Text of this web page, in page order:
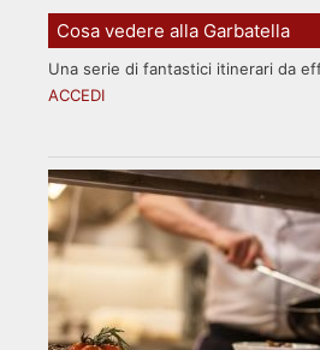
Cosa vedere alla Garbatella
Una serie di fantastici itinerari da
ACCEDI